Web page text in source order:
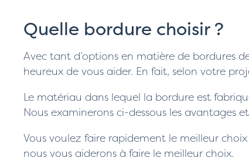
Quelle bordure choisir ?
Avec tant d’options en matière de bordures
heureux de vous aider. En fait, selon votre
Le matériau dans lequel la bordure est
Nous examinerons ci-dessous les avantages
Vous voulez faire rapidement le meilleur
nous vous aiderons à faire le meilleur choix.